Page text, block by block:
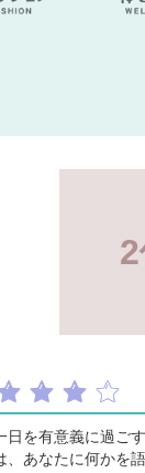
を有意義に過ご
、あなたに何かを